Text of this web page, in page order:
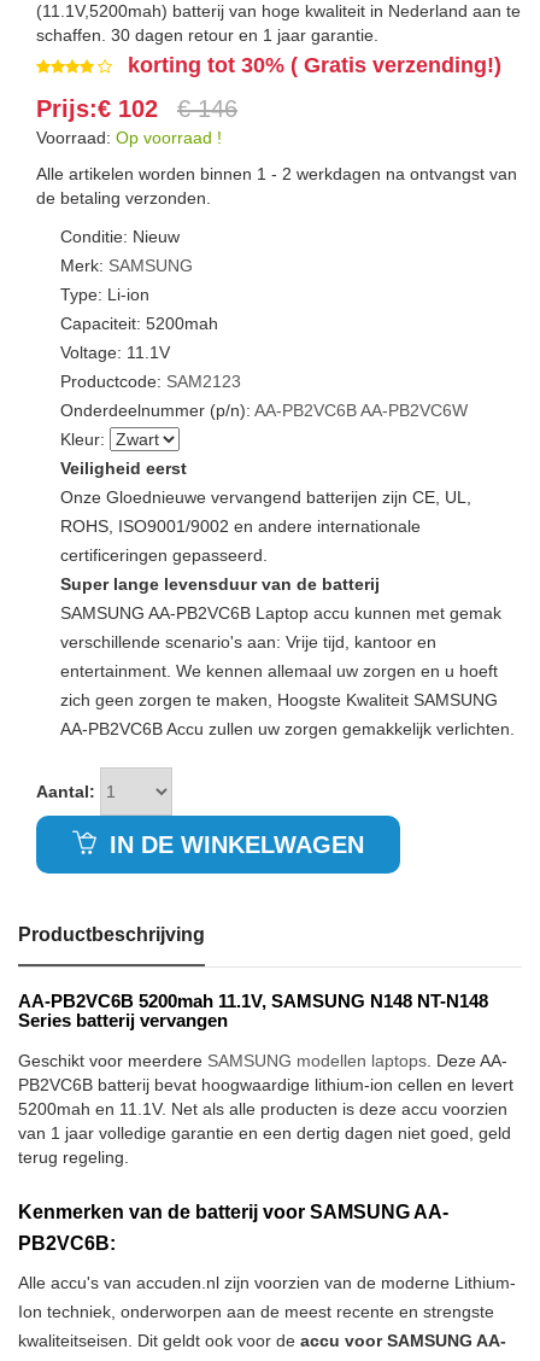
(11.1V,5200mah) batterij van hoge kwaliteit in Nederland aan te
schaffen. 30 dagen retour en 1 jaar garantie.
korting tot 30% ( Gratis verzending!)
Prijs:€ 102 € 146
Voorraad: Op voorraad !
Alle artikelen worden binnen 1 - 2 werkdagen na ontvangst van
de betaling verzonden.
Conditie: Nieuw
Merk: SAMSUNG
Type: Li-ion
Capaciteit: 5200mah
Voltage: 11.1V
Productcode: SAM2123
Onderdeelnummer (p/n): AA-PB2VC6BAA-PB2VC6W
Kleur:
Veiligheid eerst
Onze Gloednieuwe vervangend batterijen zijn CE, UL,
ROHS, ISO9001/9002 en andere internationale
certificeringen gepasseerd.
Super lange levensduur van de batterij
SAMSUNG AA-PB2VC6B Laptop accu kunnen met gemak
verschillende scenario's aan: Vrije tijd, kantoor en
entertainment. We kennen allemaal uw zorgen en u hoeft
zich geen zorgen te maken, Hoogste Kwaliteit SAMSUNG
AA-PB2VC6B Accu zullen uw zorgen gemakkelijk verlichten.
Aantal:
IN DE WINKELWAGEN
Productbeschrijving
AA-PB2VC6B 5200mah 11.1V, SAMSUNG N148 NT-N148
Series batterij vervangen
Geschikt voor meerdere SAMSUNG modellen laptops . Deze AA-
PB2VC6B batterij bevat hoogwaardige lithium-ion cellen en levert
5200mah en 11.1V. Net als alle producten is deze accu voorzien
van 1 jaar volledige garantie en een dertig dagen niet goed, geld
terug regeling.
Kenmerken van de batterij voor SAMSUNG AA-
PB2VC6B:
Alle accu's van accuden.nl zijn voorzien van de moderne Lithium-
Ion techniek, onderworpen aan de meest recente en strengste
kwaliteitseisen. Dit geldt ook voor de accu voor SAMSUNG AA-